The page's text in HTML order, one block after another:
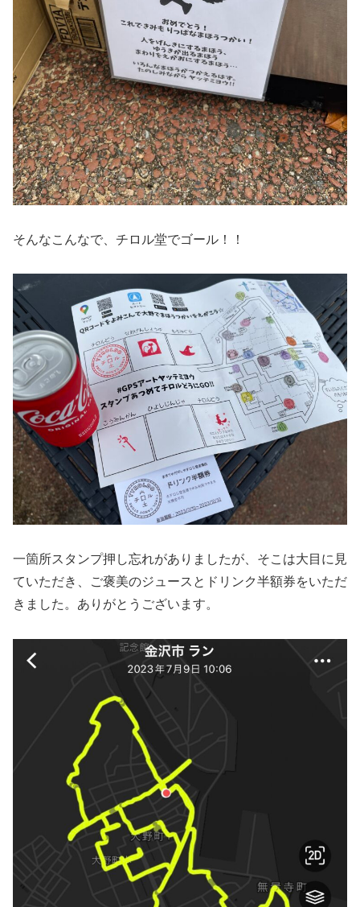
そんなこんなで、チロル堂でゴール！！
一箇所スタンプ押し忘れがありましたが、そこは大目に見
ていただき、ご褒美のジュースとドリンク半額券をいただ
きました。ありがとうございます。